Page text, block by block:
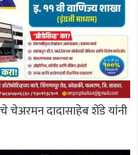
चेअरमन दादासाहेब शेंडे यांनी